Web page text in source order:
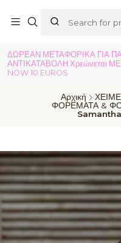
ΔΩΡΕΑΝ ΜΕΤΑΦΟΡΙΚΑ ΓΙΑ
ΑΝΤΙΚΑΤΑΒΟΛΗ Χρεώνεται
NOW 10 EUROS
Αρχική
ΦΟΡΕΜΑΤΑ &